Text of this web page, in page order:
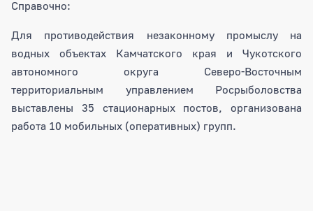
Справочно:
Для противодействия незаконному промыслу на
водных объектах Камчатского края и Чукотского
автономного округа Северо-Восточным
территориальным управлением Росрыболовства
выставлены 35 стационарных постов, организована
работа 10 мобильных (оперативных) групп.